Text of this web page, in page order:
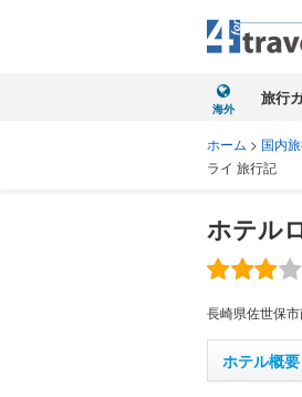
海外
旅行
ホーム > 国内
ライ 旅行記
ホテル
長崎県佐世保
ホテル概要